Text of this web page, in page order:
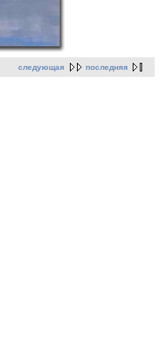
следующая последняя